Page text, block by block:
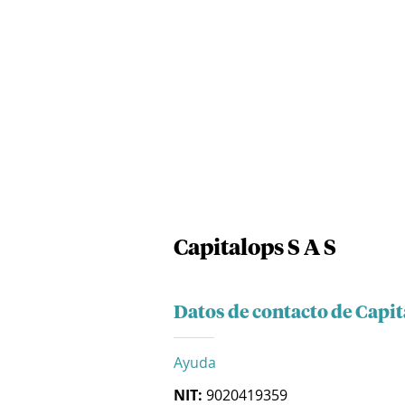
Capitalops S A S
Datos de contacto de
Ayuda
NIT: 9020419359